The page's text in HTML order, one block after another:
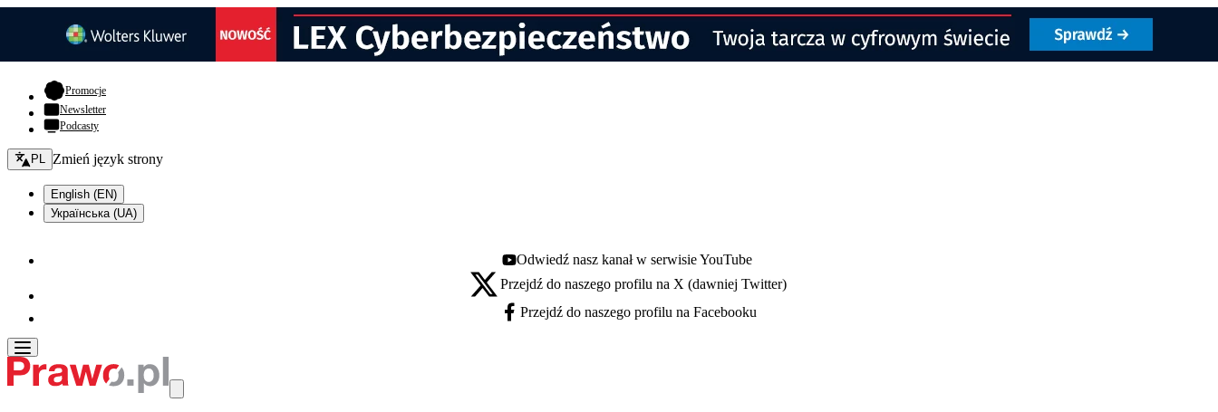
Promocje- otwiera się w nowej karcie
Newsletter
Podcasty
Zmień język - bieżący:
PL Zmień język strony
English (EN)
Українська (UA)
Youtube - otwiera się w nowej karcie
Odwiedź nasz kanał w serwisie YouTube
X - otwiera się w nowej karcie
Przejdź do naszego profilu na X (dawniej Twitter)
Facebook - otwiera się w nowej karcie
Przejdź do naszego profilu na Facebooku